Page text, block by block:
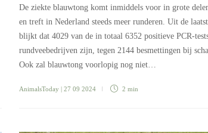
De ziekte blauwtong komt inmiddels voor in grote
en treft in Nederland steeds meer runderen. Uit de
blijkt dat 4029 van de in totaal 6352 positieve PCR-
rundveebedrijven zijn, tegen 2144 besmettingen bij
Ook zal blauwtong voorlopig nog niet…
AnimalsToday | 27 09 2024 2 min